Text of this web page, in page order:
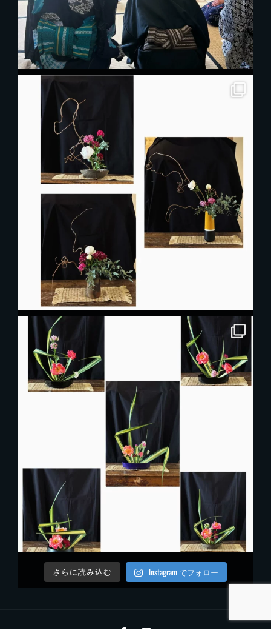
さらに読み込む Instagram でフォロー
Facebook
Instagram